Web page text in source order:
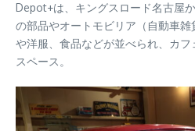
Depot+は、キングスロード名古屋
の部品やオートモビリア（自動車
や洋服、食品などが並べられ、カ
スペース。